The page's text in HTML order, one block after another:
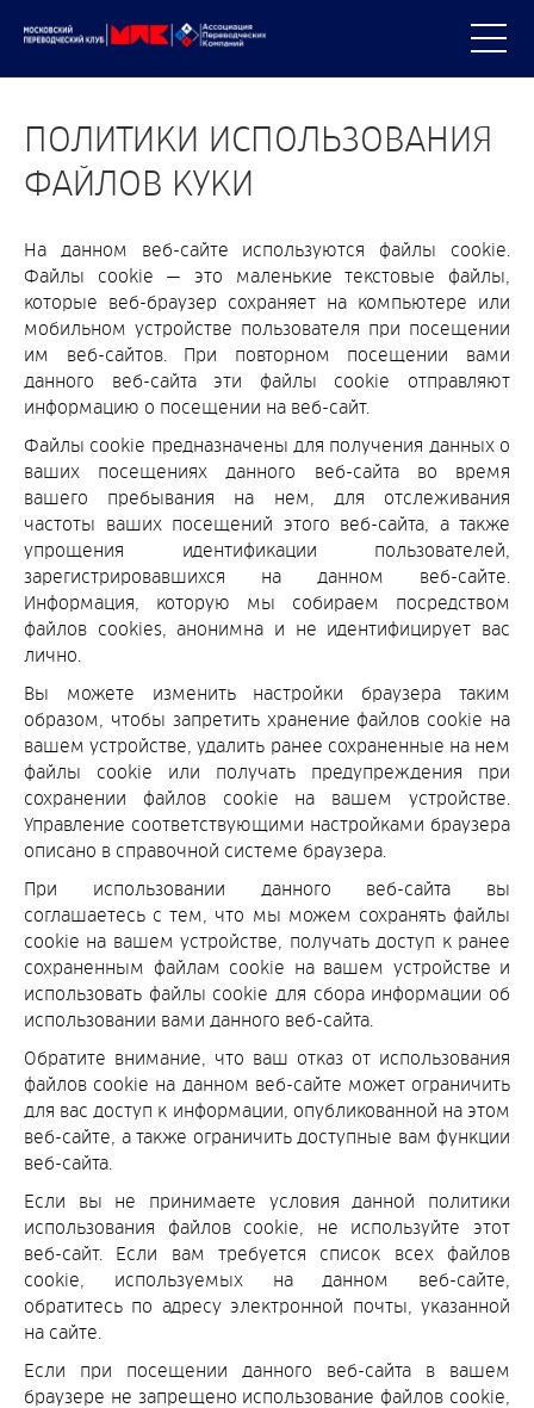
ПОЛИТИКИ ИСПОЛЬЗОВАНИЯ
ФАЙЛОВ КУКИ
На данном веб-сайте используются файлы cookie.
Файлы cookie — это маленькие текстовые файлы,
которые веб-браузер сохраняет на компьютере или
мобильном устройстве пользователя при посещении
им веб-сайтов. При повторном посещении вами
данного веб-сайта эти файлы cookie отправляют
информацию о посещении на веб-сайт.
Файлы cookie предназначены для получения данных о
ваших посещениях данного веб-сайта во время
вашего пребывания на нем, для отслеживания
частоты ваших посещений этого веб-сайта, а также
упрощения идентификации пользователей,
зарегистрировавшихся на данном веб-сайте.
Информация, которую мы собираем посредством
файлов cookies, анонимна и не идентифицирует вас
лично.
Вы можете изменить настройки браузера таким
образом, чтобы запретить хранение файлов cookie на
вашем устройстве, удалить ранее сохраненные на нем
файлы cookie или получать предупреждения при
сохранении файлов cookie на вашем устройстве.
Управление соответствующими настройками браузера
описано в справочной системе браузера.
При использовании данного веб-сайта вы
соглашаетесь с тем, что мы можем сохранять файлы
cookie на вашем устройстве, получать доступ к ранее
сохраненным файлам cookie на вашем устройстве и
использовать файлы cookie для сбора информации об
использовании вами данного веб-сайта.
Обратите внимание, что ваш отказ от использования
файлов cookie на данном веб-сайте может ограничить
для вас доступ к информации, опубликованной на этом
веб-сайте, а также ограничить доступные вам функции
веб-сайта.
Если вы не принимаете условия данной политики
использования файлов cookie, не используйте этот
веб-сайт. Если вам требуется список всех файлов
cookie, используемых на данном веб-сайте,
обратитесь по адресу электронной почты, указанной
на сайте.
Если при посещении данного веб-сайта в вашем
браузере не запрещено использование файлов cookie,